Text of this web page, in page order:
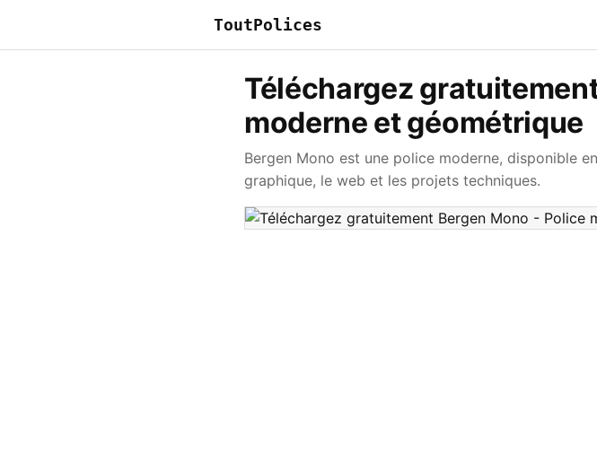
ToutPolices
Téléchargez
moderne et géométrique
Bergen Mono est une police moderne, disponible
graphique, le web et les projets techniques.